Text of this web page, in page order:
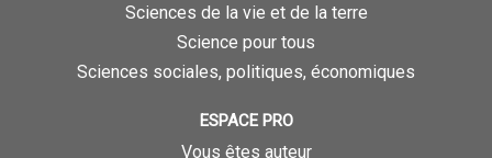
Sciences de la vie et de la terre
Science pour tous
Sciences sociales, politiques, économiques
ESPACE PRO
Vous êtes auteur